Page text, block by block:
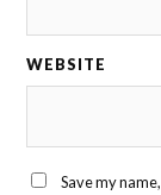
WEBSITE
Save my